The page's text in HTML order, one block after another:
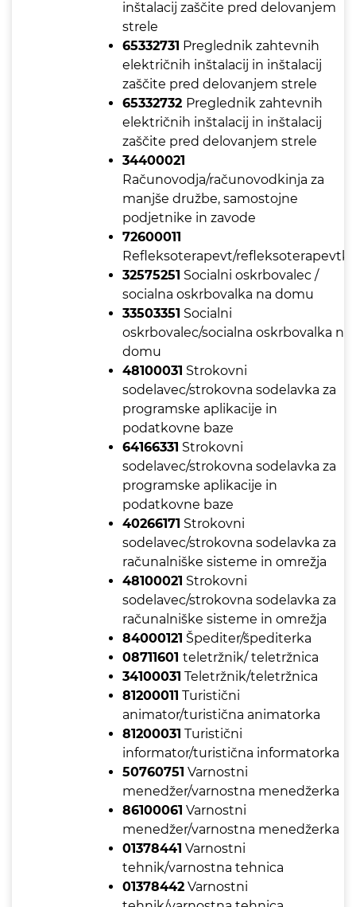
inštalacij zaščite pred delovanjem
strele
65332731 Preglednik zahtevnih
električnih inštalacij in inštalacij
zaščite pred delovanjem strele
65332732 Preglednik zahtevnih
električnih inštalacij in inštalacij
zaščite pred delovanjem strele
34400021
Računovodja/računovodkinja za
manjše družbe, samostojne
podjetnike in zavode
72600011
Refleksoterapevt/refleksoterapevtka
32575251 Socialni oskrbovalec /
socialna oskrbovalka na domu
33503351 Socialni
oskrbovalec/socialna oskrbovalka na
domu
48100031 Strokovni
sodelavec/strokovna sodelavka za
programske aplikacije in
podatkovne baze
64166331 Strokovni
sodelavec/strokovna sodelavka za
programske aplikacije in
podatkovne baze
40266171 Strokovni
sodelavec/strokovna sodelavka za
računalniške sisteme in omrežja
48100021 Strokovni
sodelavec/strokovna sodelavka za
računalniške sisteme in omrežja
84000121 Špediter/špediterka
08711601 teletržnik/ teletržnica
34100031 Teletržnik/teletržnica
81200011 Turistični
animator/turistična animatorka
81200031 Turistični
informator/turistična informatorka
50760751 Varnostni
menedžer/varnostna menedžerka
86100061 Varnostni
menedžer/varnostna menedžerka
01378441 Varnostni
tehnik/varnostna tehnica
01378442 Varnostni